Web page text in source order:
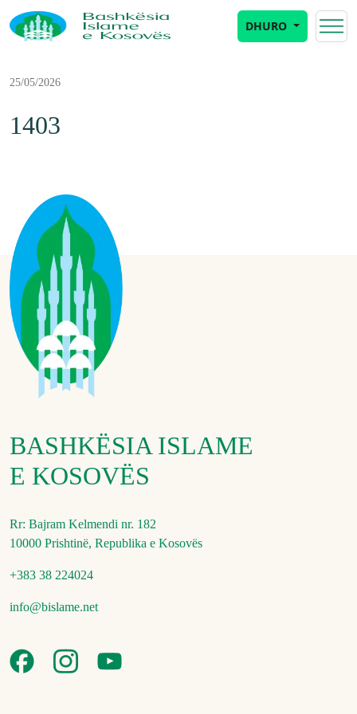
DHURO
25/05/2026
1403
BASHKËSIA ISLAME
E KOSOVËS
Rr: Bajram Kelmendi nr. 182
10000 Prishtinë, Republika e Kosovës
+383 38 224024
info@bislame.net